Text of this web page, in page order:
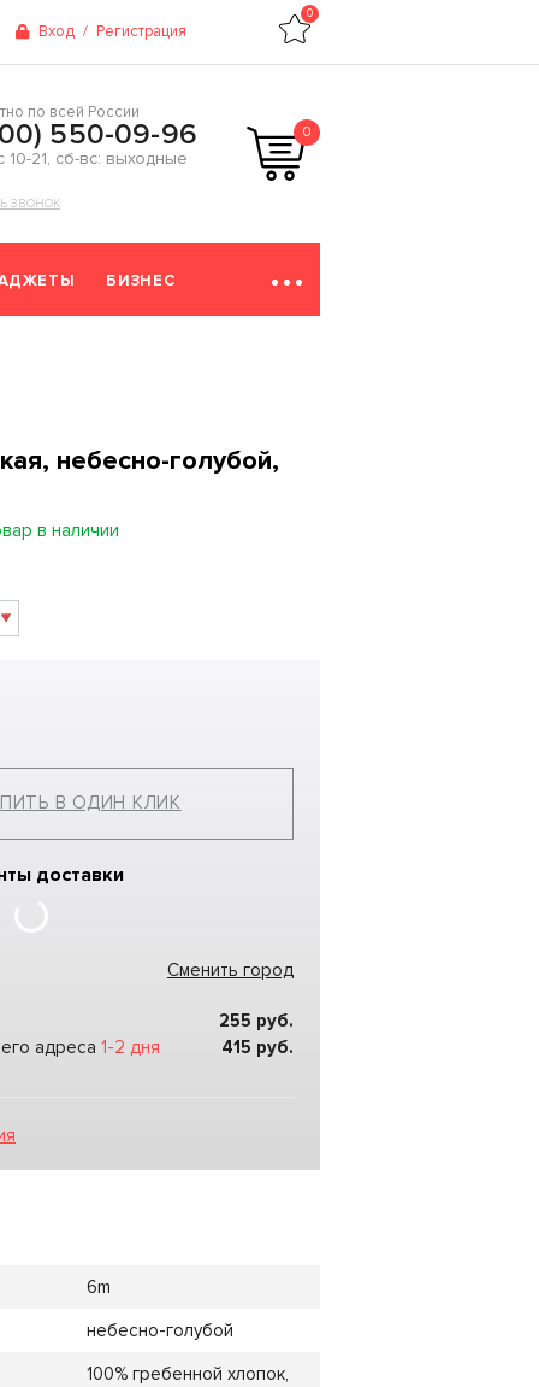
Вход / Регистрация
0
по всей России
550-09-96
10-21, сб-вс: выходные
ЗВОНОК
0
БИЗНЕС
небесно-голубой,
в наличии
В ОДИН КЛИК
доставки
Сменить город
255 руб.
адреса 1-2 дня 415 руб.
6m
небесно-голубой
100% гребенной хлопок,